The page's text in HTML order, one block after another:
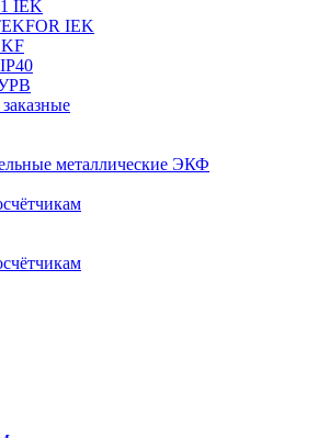
IEK
IEK
металлические ЭКФ